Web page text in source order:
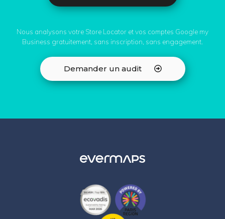
Nous analysons votre Store Locator et vos comptes Google my
Business gratuitement, sans inscription, sans engagement.
Demander un audit